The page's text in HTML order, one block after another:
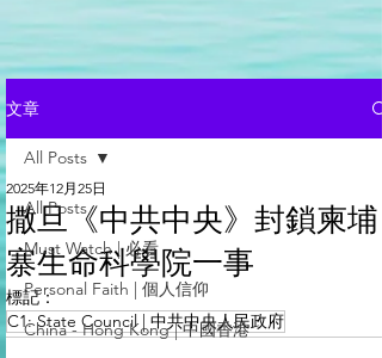
文章
All Posts
Must Watch | 必看
Personal Faith | 個人信仰
China - Hong Kong | 中國香港
All Posts
撒旦《中共中央》封鎖柬埔
寨生命科學院一事
2025年12月25日
標記：
C1: State Council | 中共中央人民政府